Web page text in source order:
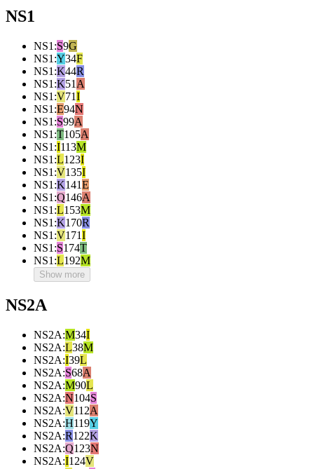
NS1
NS1 :S9G
NS1 :Y34F
NS1 :K44R
NS1 :K51 A
NS1 :V71I
NS1 :E94N
NS1 :S99A
NS1 :T105A
NS1 :I113M
NS1 :L123I
NS1 :V135I
NS1 :K141E
NS1 :Q146A
NS1 :L153M
NS1 :K170R
NS1 :V171I
NS1 :S174T
NS1 :L192M
Show more
NS2A
NS2A:M34I
NS2A:L38M
NS2A:I39L
NS2A:S68A
NS2A:M90L
NS2A:N104S
NS2A:V112A
NS2A:H119Y
NS2A:R122K
NS2A:Q123N
NS2A:I124V